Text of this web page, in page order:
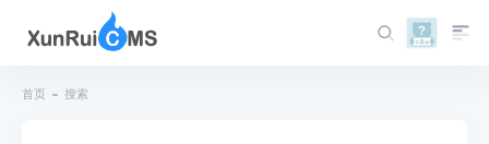
首页 搜索